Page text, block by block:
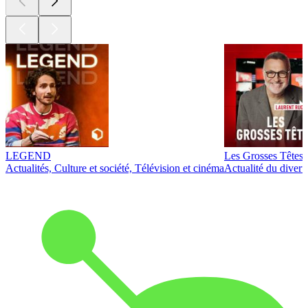
LEGEND
Actualités, Culture et société, Télévision et cinéma
Les Grosses Têtes
Actualité du